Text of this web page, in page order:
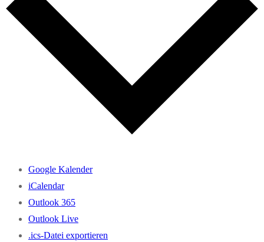
Google Kalender
iCalendar
Outlook 365
Outlook Live
.ics-Datei exportieren